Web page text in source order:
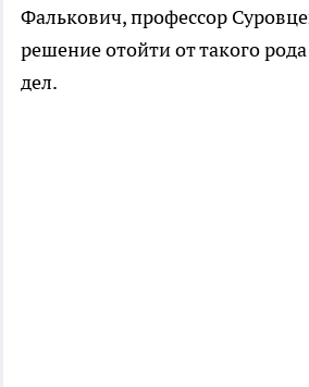
Фалькович, профессор
решение отойти от такого
дел.